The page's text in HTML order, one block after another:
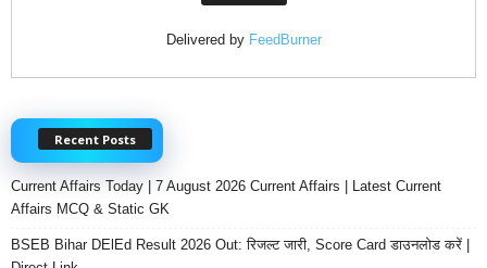
Delivered by FeedBurner
Recent Posts
Current Affairs Today | 7 August 2026 Current Affairs | Latest Current
Affairs MCQ & Static GK
BSEB Bihar DElEd Result 2026 Out: रिजल्ट जारी, Score Card डाउनलोड करें |